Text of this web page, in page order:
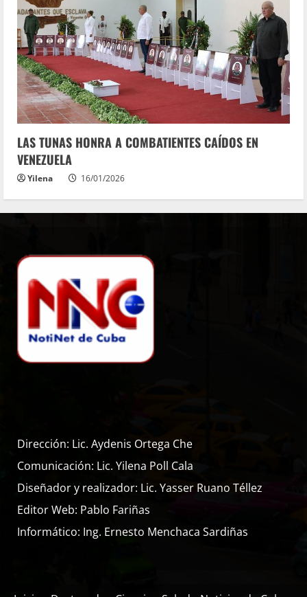
LAS TUNAS HONRA A COMBATIENTES CAÍDOS EN
VENEZUELA
Yilena 16/01/2026
Dirección: Lic. Aydenis Ortega Che
Comunicación: Lic. Yilena Poll Cala
Diseñador y realizador: Lic. Yasser Ruano Téllez
Editor Web: Pablo Fariñas
Informático: Ing. Ernesto Menchaca Sardiñas